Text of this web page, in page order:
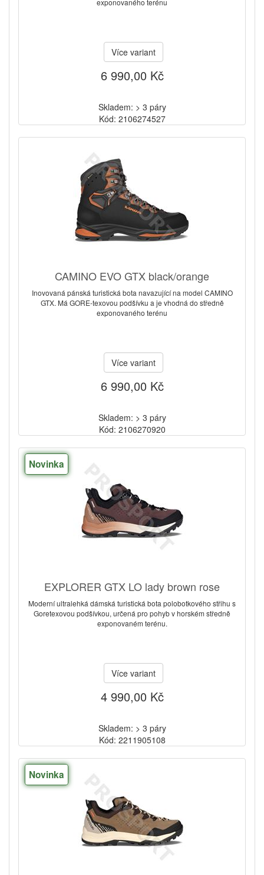
exponovaného terénu
Více variant
6 990,00 Kč
Skladem: > 3 páry
Kód: 2106274527
CAMINO EVO GTX black/orange
Inovovaná pánská turistická bota navazující na model CAMINO
GTX. Má GORE-texovou podšívku a je vhodná do středně
exponovaného terénu
Více variant
6 990,00 Kč
Skladem: > 3 páry
Kód: 2106270920
Novinka
EXPLORER GTX LO lady brown rose
Moderní ultralehká dámská turistická bota polobotkového střihu s
Goretexovou podšívkou, určená pro pohyb v horském středně
exponovaném terénu.
Více variant
4 990,00 Kč
Skladem: > 3 páry
Kód: 2211905108
Novinka